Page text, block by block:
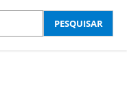
PESQUISAR